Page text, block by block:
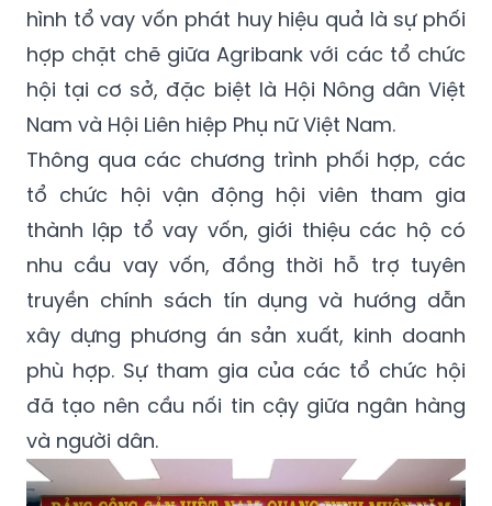
hình tổ vay vốn phát huy hiệu quả là sự phối
hợp chặt chẽ giữa Agribank với các tổ chức
hội tại cơ sở, đặc biệt là Hội Nông dân Việt
Nam và Hội Liên hiệp Phụ nữ Việt Nam.
Thông qua các chương trình phối hợp, các
tổ chức hội vận động hội viên tham gia
thành lập tổ vay vốn, giới thiệu các hộ có
nhu cầu vay vốn, đồng thời hỗ trợ tuyên
truyền chính sách tín dụng và hướng dẫn
xây dựng phương án sản xuất, kinh doanh
phù hợp. Sự tham gia của các tổ chức hội
đã tạo nên cầu nối tin cậy giữa ngân hàng
và người dân.